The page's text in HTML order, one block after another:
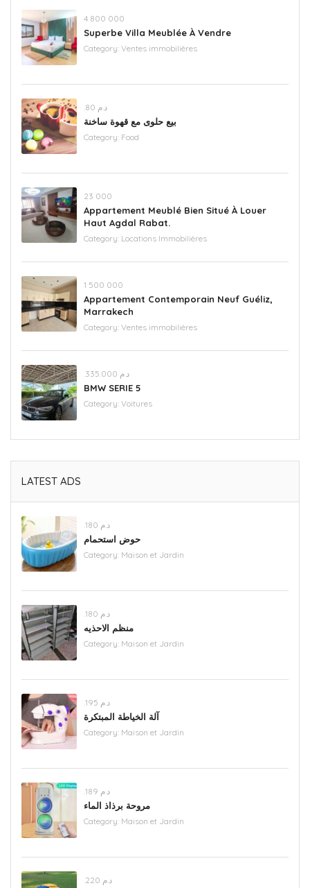
4 800 000
Superbe Villa Meublée À Vendre
Category: Ventes immobilières
.د.م 80
بيع حلوى مع قهوة ساخنة
Category: Food
23 000
Appartement Meublé Bien Situé À Louer
Haut Agdal Rabat.
Category: Locations Immobilières
‪1 500 000
Appartement Contemporain Neuf Guéliz,
Marrakech
Category: Ventes immobilières
.د.م 335.000
BMW SERIE 5
Category: Voitures
LATEST ADS
.د.م 180
حوض استحمام
Category: Maison et Jardin
.د.م 180
منظم الاحذيه
Category: Maison et Jardin
.د.م 195
آلة الخياطة المبتكرة
Category: Maison et Jardin
.د.م 189
مروحة برذاذ الماء
Category: Maison et Jardin
.د.م 220